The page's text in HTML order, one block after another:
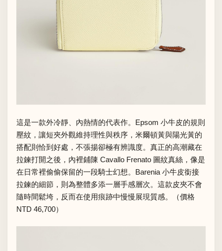
這是一款外冷靜、內熱情的代表作。Epsom 小牛皮的規則
壓紋，讓短夾外觀維持理性與秩序，米爾頓黃與陽光黃的
搭配則恰到好處，不張揚卻極有辨識度。真正的高潮藏在
拉鍊打開之後，內裡鋪陳 Cavallo Frenato 圖紋真絲，像是
在日常裡偷偷保留的一段騎士幻想。Barenia 小牛皮銜接
拉鍊的細節，則為整體多添一層手感層次。這款皮夾不會
隨時間鬆垮，反而在使用痕跡中慢慢展現質感。（價格
NTD 46,700）